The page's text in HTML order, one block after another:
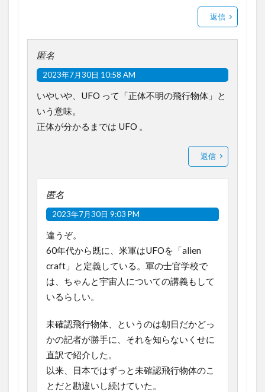
返信
匿名
2023年7月30日 10:58 AM
いやいや、UFO って「正体不明の飛行物体」と
いう意味。
正体が分かるまでは UFO 。
返信
匿名
2023年7月30日 9:03 PM
違うぞ。
60年代から既に、米軍はUFOを「alien
craft」と定義している。軍の士官学校で
は、ちゃんと宇宙人についての講義もして
いるらしい。
未確認飛行物体、というのは朝日だかどっ
かの記者が勝手に、それを知らないくせに
直訳で紹介した。
以来、日本ではずっと未確認飛行物体のこ
とだと勘違いし続けていた。